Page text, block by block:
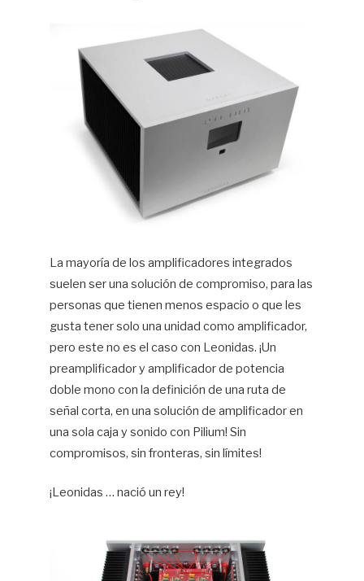
La mayoría de los amplificadores integrados
suelen ser una solución de compromiso, para las
personas que tienen menos espacio o que les
gusta tener solo una unidad como amplificador,
pero este no es el caso con Leonidas. ¡Un
preamplificador y amplificador de potencia
doble mono con la definición de una ruta de
señal corta, en una solución de amplificador en
una sola caja y sonido con Pilium! Sin
compromisos, sin fronteras, sin límites!
¡Leonidas … nació un rey!